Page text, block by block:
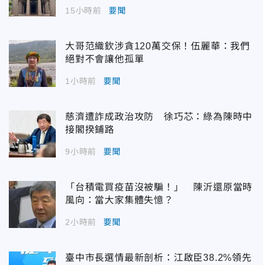
15小時前 要聞
大哥范織欽涉貪120萬交保！伍麗華：我們
絕對不會讓他孤單
1小時前 要聞
慈濟遭詐成政治攻防 徐巧芯：綠為陳時中
接閣揆鋪路
9小時前 要聞
「台積電買疫苗沒被騙！」 陳沂還原當時
風向：當大家集體失憶？
2小時前 要聞
臺中市長選情最新剖析：江啟臣38.2%領先